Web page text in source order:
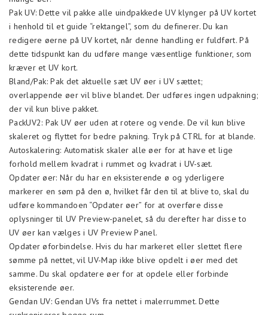
Pak UV: Dette vil pakke alle uindpakkede UV klynger på UV kortet
i henhold til et guide “rektangel”, som du definerer. Du kan
redigere øerne på UV kortet, når denne handling er fuldført. På
dette tidspunkt kan du udføre mange væsentlige funktioner, som
kræver et UV kort.
Bland/Pak: Pak det aktuelle sæt UV øer i UV sættet;
overlappende øer vil blive blandet. Der udføres ingen udpakning;
der vil kun blive pakket.
PackUV2: Pak UV øer uden at rotere og vende. De vil kun blive
skaleret og flyttet for bedre pakning. Tryk på CTRL for at blande.
Autoskalering: Automatisk skaler alle øer for at have et lige
forhold mellem kvadrat i rummet og kvadrat i UV-sæt.
Opdater øer: Når du har en eksisterende ø og yderligere
markerer en søm på den ø, hvilket får den til at blive to, skal du
udføre kommandoen “Opdater øer” for at overføre disse
oplysninger til UV Preview-panelet, så du derefter har disse to
UV øer kan vælges i UV Preview Panel.
Opdater øforbindelse. Hvis du har markeret eller slettet flere
sømme på nettet, vil UV-Map ikke blive opdelt i øer med det
samme. Du skal opdatere øer for at opdele eller forbinde
eksisterende øer.
Gendan UV: Gendan UVs fra nettet i malerrummet. Dette